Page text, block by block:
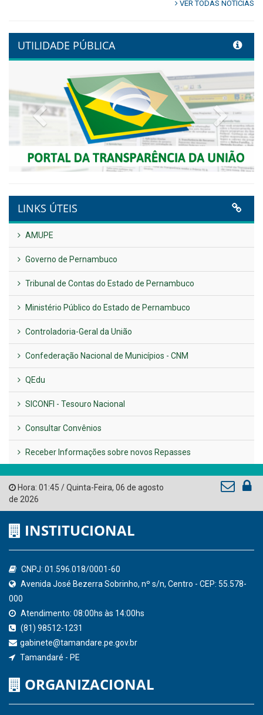
VER TODAS NOTÍCIAS
UTILIDADE PÚBLICA
Previous Next
LINKS ÚTEIS
AMUPE
Governo de Pernambuco
Tribunal de Contas do Estado de Pernambuco
Ministério Público do Estado de Pernambuco
Controladoria-Geral da União
Confederação Nacional de Municípios - CNM
QEdu
SICONFI - Tesouro Nacional
Consultar Convênios
Receber Informações sobre novos Repasses
Hora: 01:45 /Quinta-Feira, 06 de agosto
de 2026
INSTITUCIONAL
CNPJ: 01.596.018/0001-60
Avenida José Bezerra Sobrinho, nº s/n, Centro - CEP: 55.578-
000
Atendimento: 08:00hs às 14:00hs
(81) 98512-1231
gabinete@tamandare.pe.gov.br
Tamandaré - PE
ORGANIZACIONAL